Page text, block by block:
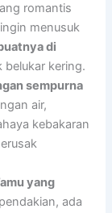
romantis
menusuk
di
belukar kering.
sempurna
air,
kebakaran
yang
ada